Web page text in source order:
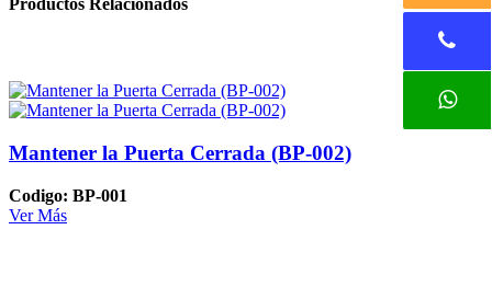
Productos Relacionados
Mantener la Puerta Cerrada (BP-002)
Codigo: BP-001
Ver Más